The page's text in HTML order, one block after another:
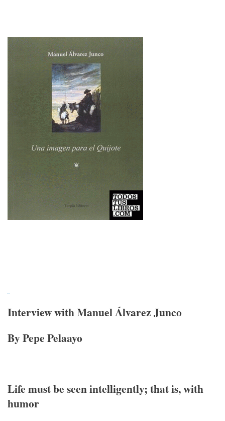
Imagen
Interview with Manuel Álvarez Junco
By Pepe Pelaayo
Life must be seen intelligently; that is, with
humor